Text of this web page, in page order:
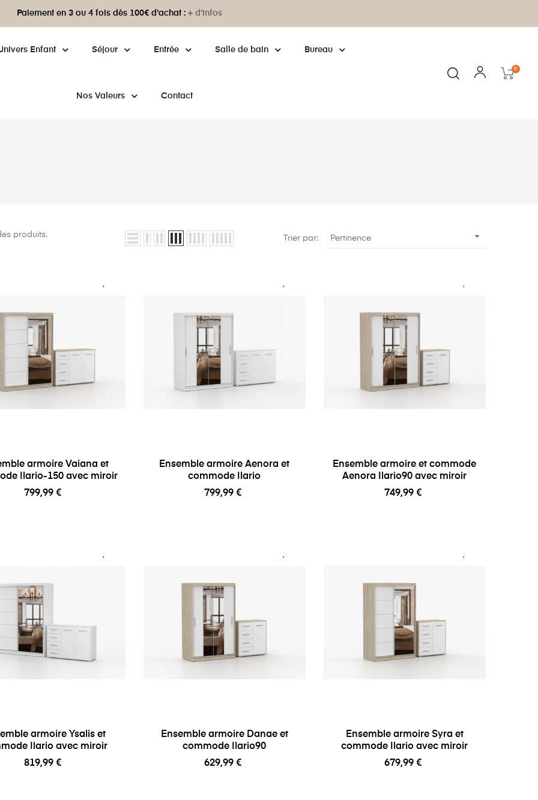
Paiement en 3 ou 4 fois dès 100€ d'achat : + d'infos
Enfant Séjour Entrée Salle de bain Bureau
Nos Valeurs Contact
0
produits. Trier par: Pertinence 
armoire Vaiana et
Ilario-150 avec miroir
799,99 €
Ensemble armoire Aenora et
commode Ilario
799,99 €
Ensemble armoire et commode
Aenora Ilario90 avec miroir
749,99 €
armoire Ysalis et
Ilario avec miroir
819,99 €
Ensemble armoire Danae et
commode Ilario90
629,99 €
Ensemble armoire Syra et
commode Ilario avec miroir
679,99 €